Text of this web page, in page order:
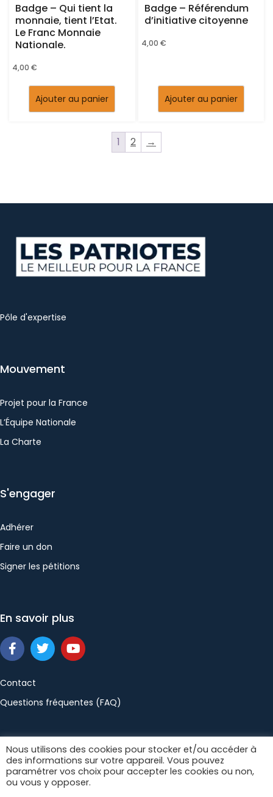
Badge – Qui tient la
monnaie, tient l’Etat.
Le Franc Monnaie
Nationale.
4,00 €
Ajouter au panier
Badge – Référendum
d’initiative citoyenne
4,00 €
Ajouter au panier
1 2 →
Pôle d'expertise
Mouvement
Projet pour la France
L’Équipe Nationale
La Charte
S'engager
Adhérer
Faire un don
Signer les pétitions
En savoir plus
Contact
Questions fréquentes (FAQ)
Politique de confidentialité Mentions légales
Conditions générales de vente
Nous utilisons des cookies pour stocker et/ou accéder à
des informations sur votre appareil. Vous pouvez
paramétrer vos choix pour accepter les cookies ou non,
ou vous y opposer.